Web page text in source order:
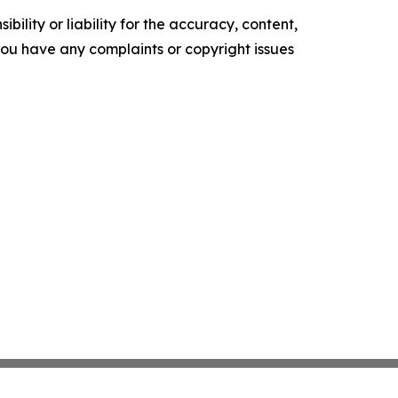
or liability for the accuracy, content,
have any complaints or copyright issues